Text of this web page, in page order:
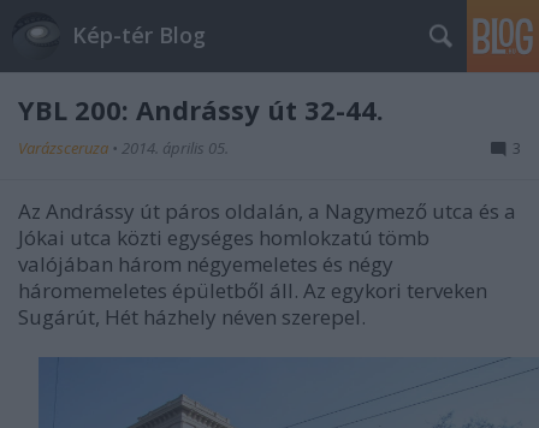
Kép-tér Blog
YBL 200: Andrássy út 32-44.
Varázsceruza • 2014. április 05. 3
Az Andrássy út páros oldalán, a Nagymező utca és a
Jókai utca közti egységes homlokzatú tömb
valójában három négyemeletes és négy
háromemeletes épületből áll. Az egykori terveken
Sugárút, Hét házhely néven szerepel.